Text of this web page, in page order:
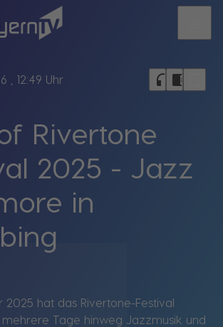
, 12:49 Uhr headphones chrome_reader_mode
Rivertone
2025 - Jazz
in
2025 hat das Rivertone-Festival
Tage hinweg Jazzmusik und